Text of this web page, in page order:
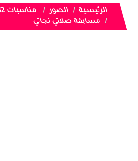
الرئيسية الصور
مناسبات 1432هـ
مسابقة صلاتي نجاتي